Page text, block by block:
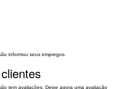
informou seus empregos.
tem avaliações. Deixe agora uma avaliação